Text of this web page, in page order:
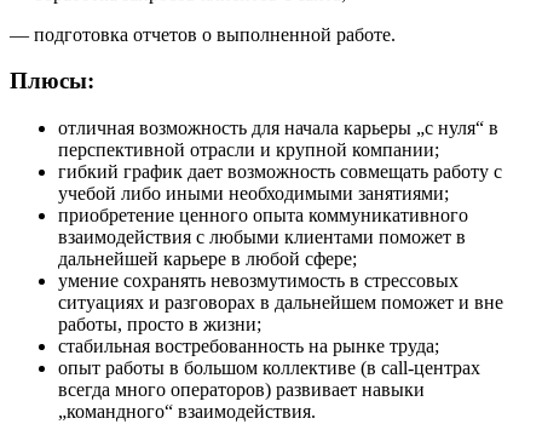
— подготовка отчетов о выполненной работе.
Плюсы:
отличная возможность для начала карьеры „с нуля“ в
перспективной отрасли и крупной компании;
гибкий график дает возможность совмещать работу с
учебой либо иными необходимыми занятиями;
приобретение ценного опыта коммуникативного
взаимодействия с любыми клиентами поможет в
дальнейшей карьере в любой сфере;
умение сохранять невозмутимость в стрессовых
ситуациях и разговорах в дальнейшем поможет и вне
работы, просто в жизни;
стабильная востребованность на рынке труда;
опыт работы в большом коллективе (в call-центрах
всегда много операторов) развивает навыки
„командного“ взаимодействия.